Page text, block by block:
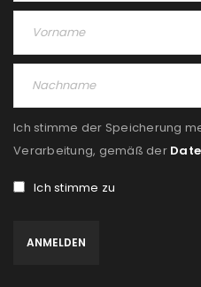
Ich stimme der Speicherung
Verarbeitung, gemäß der
Ich stimme zu